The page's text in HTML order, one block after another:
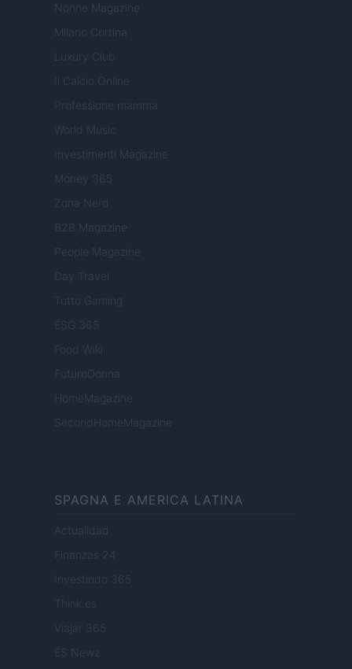
Nonne Magazine
Milano Cortina
Luxury Club
Il Calcio Online
Professione mamma
World Music
Investimenti Magazine
Money 365
Zona Nerd
B2B Magazine
People Magazine
Day Travel
Tutto Gaming
ESG 365
Food Wiki
FuturoDonna
HomeMagazine
SecondHomeMagazine
SPAGNA E AMERICA LATINA
Actualidad
Finanzas 24
Investindo 365
Think.es
Viajar 365
ES Newz